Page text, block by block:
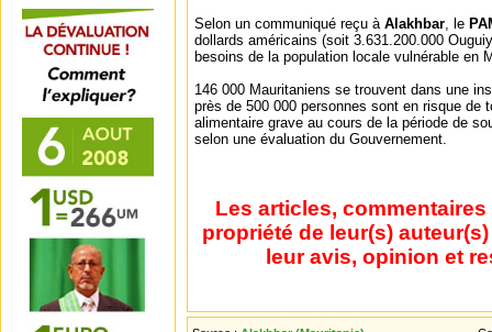
Selon un communiqué reçu à Alakhbar, le
dollards américains (soit 3.631.200.000
besoins de la population locale vulnérable en
146 000 Mauritaniens se trouvent dans une
près de 500 000 personnes sont en risque de
alimentaire grave au cours de la période de
selon une évaluation du Gouvernement.
Les articles,
propriété de leur(s)
leur avis, opinion et